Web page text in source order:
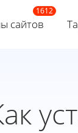
сайтов